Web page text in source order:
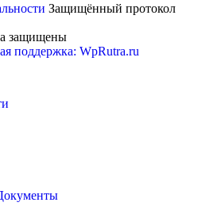
Защищённый протокол
защищены
поддержка: WpRutra.ru